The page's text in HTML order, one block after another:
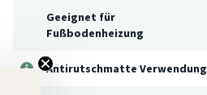
Geeignet für
Fußbodenheizung
Antirutschmatte Verwendung